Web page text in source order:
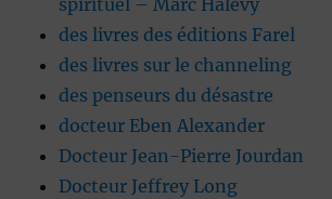
spirituel – Marc Halévy
des livres des éditions Farel
des livres sur le channeling
des penseurs du désastre
docteur Eben Alexander
Docteur Jean-Pierre Jourdan
Docteur Jeffrey Long